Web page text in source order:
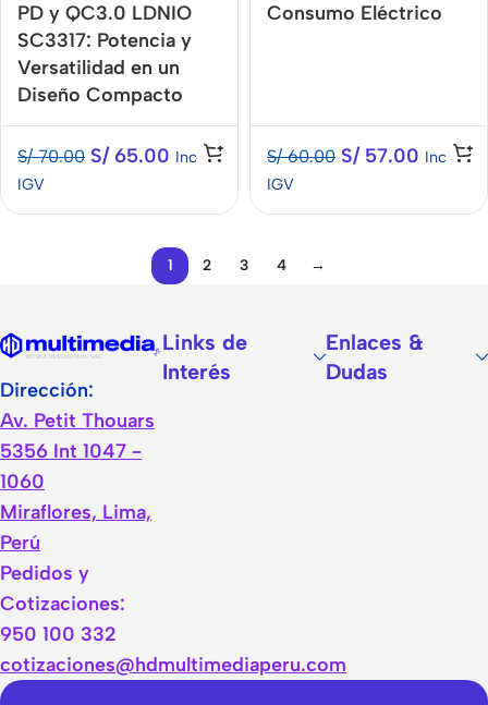
PD y QC3.0 LDNIO
SC3317: Potencia y
Versatilidad en un
Diseño Compacto
S/70.00 S/65.00 Inc
IGV
Consumo Eléctrico
S/60.00 S/57.00 Inc
IGV
1 2 3 4 →
Dirección:
Av. Petit Thouars
5356 Int 1047 -
1060
Miraflores, Lima,
Perú
Pedidos y
Cotizaciones:
950 100 332
cotizaciones@hdmultimediaperu.com
Links de
Interés
Enlaces &
Dudas